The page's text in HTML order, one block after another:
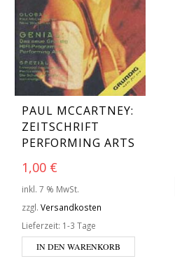
PAUL MCCARTNEY:
ZEITSCHRIFT
PERFORMING ARTS
1,00 €
inkl. 7 % MwSt.
zzgl. Versandkosten
Lieferzeit: 1-3 Tage
IN DEN WARENKORB